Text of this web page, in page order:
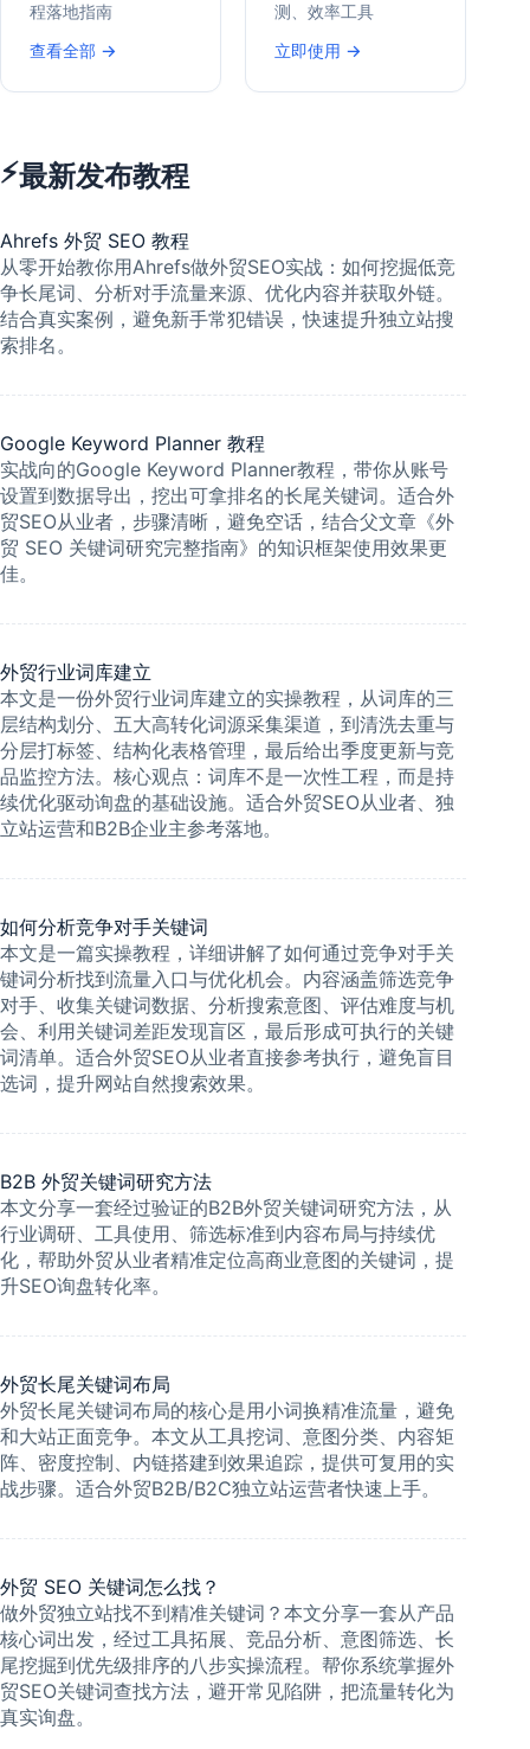
程落地指南
查看全部 →
测、效率工具
立即使用 →
⚡最新发布教程
Ahrefs 外贸 SEO 教程
从零开始教你用Ahrefs做外贸SEO实战：如何挖掘低竞
争长尾词、分析对手流量来源、优化内容并获取外链。
结合真实案例，避免新手常犯错误，快速提升独立站搜
索排名。
Google Keyword Planner 教程
实战向的Google Keyword Planner教程，带你从账号
设置到数据导出，挖出可拿排名的长尾关键词。适合外
贸SEO从业者，步骤清晰，避免空话，结合父文章《外
贸 SEO 关键词研究完整指南》的知识框架使用效果更
佳。
外贸行业词库建立
本文是一份外贸行业词库建立的实操教程，从词库的三
层结构划分、五大高转化词源采集渠道，到清洗去重与
分层打标签、结构化表格管理，最后给出季度更新与竞
品监控方法。核心观点：词库不是一次性工程，而是持
续优化驱动询盘的基础设施。适合外贸SEO从业者、独
立站运营和B2B企业主参考落地。
如何分析竞争对手关键词
本文是一篇实操教程，详细讲解了如何通过竞争对手关
键词分析找到流量入口与优化机会。内容涵盖筛选竞争
对手、收集关键词数据、分析搜索意图、评估难度与机
会、利用关键词差距发现盲区，最后形成可执行的关键
词清单。适合外贸SEO从业者直接参考执行，避免盲目
选词，提升网站自然搜索效果。
B2B 外贸关键词研究方法
本文分享一套经过验证的B2B外贸关键词研究方法，从
行业调研、工具使用、筛选标准到内容布局与持续优
化，帮助外贸从业者精准定位高商业意图的关键词，提
升SEO询盘转化率。
外贸长尾关键词布局
外贸长尾关键词布局的核心是用小词换精准流量，避免
和大站正面竞争。本文从工具挖词、意图分类、内容矩
阵、密度控制、内链搭建到效果追踪，提供可复用的实
战步骤。适合外贸B2B/B2C独立站运营者快速上手。
外贸 SEO 关键词怎么找？
做外贸独立站找不到精准关键词？本文分享一套从产品
核心词出发，经过工具拓展、竞品分析、意图筛选、长
尾挖掘到优先级排序的八步实操流程。帮你系统掌握外
贸SEO关键词查找方法，避开常见陷阱，把流量转化为
真实询盘。